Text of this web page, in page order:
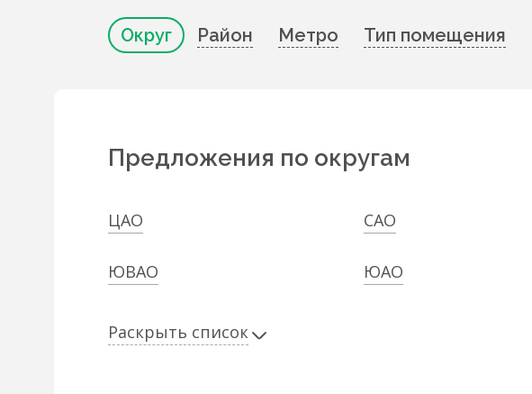
Округ Район Метро Тип помещения
Предложения по округам
ЦАО САО
ЮВАО ЮАО
Раскрыть список